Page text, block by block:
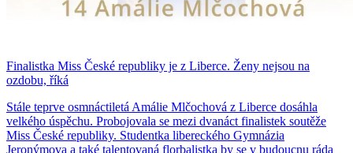
Finalistka Miss České republiky je z Liberce. Ženy nejsou na
ozdobu, říká
Stále teprve osmnáctiletá Amálie Mlčochová z Liberce dosáhla
velkého úspěchu. Probojovala se mezi dvanáct finalistek soutěže
Miss České republiky. Studentka libereckého Gymnázia
Jeronýmova a také talentovaná florbalistka by se v budoucnu ráda